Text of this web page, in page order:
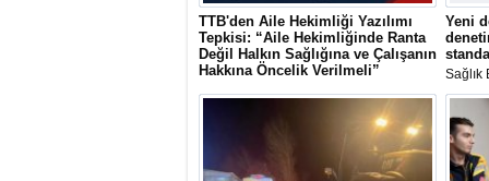
TTB'den Aile Hekimliği Yazılımı
Tepkisi: “Aile Hekimliğinde Ranta
Değil Halkın Sağlığına ve Çalışanın
Hakkına Öncelik Verilmeli”
Türk Tabipleri Birliği (TTB) Aile Hekimliği
Kolu, Sağlık Bakanlığı yöneticilerinin
kurduğu iddia edilen bir yazılım şirketi
üzerinden aile hekimlerine belirli bir
programın zorunlu tutulmasına tepki
gösterdi.
Yeni
Sağlık